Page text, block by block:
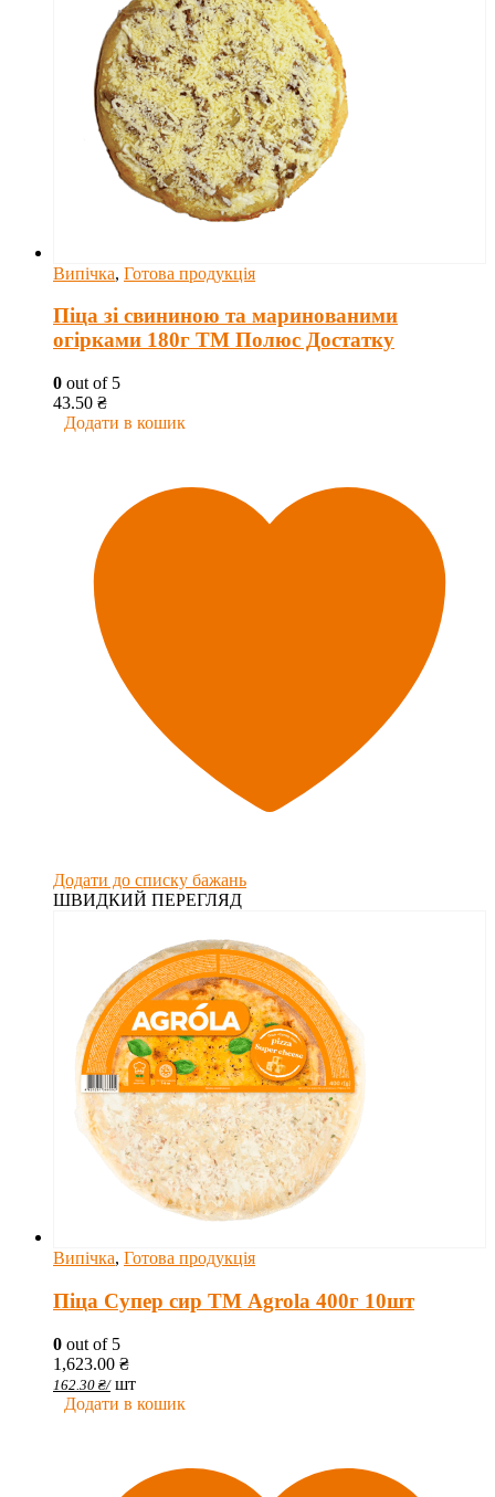
Випічка, Готова продукція
Піца зі свининою та маринованими
огірками 180г ТМ Полюс Достатку
0 out of 5
43.50 ₴
Додати в кошик
Додати до списку бажань
ШВИДКИЙ ПЕРЕГЛЯД
Випічка, Готова продукція
Піца Супер сир ТМ Agrola 400г 10шт
0 out of 5
1,623.00 ₴
162.30 ₴/ шт
Додати в кошик